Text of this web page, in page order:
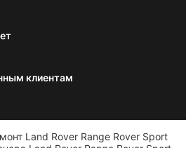
клиентам
Land Rover Range Rover Sport